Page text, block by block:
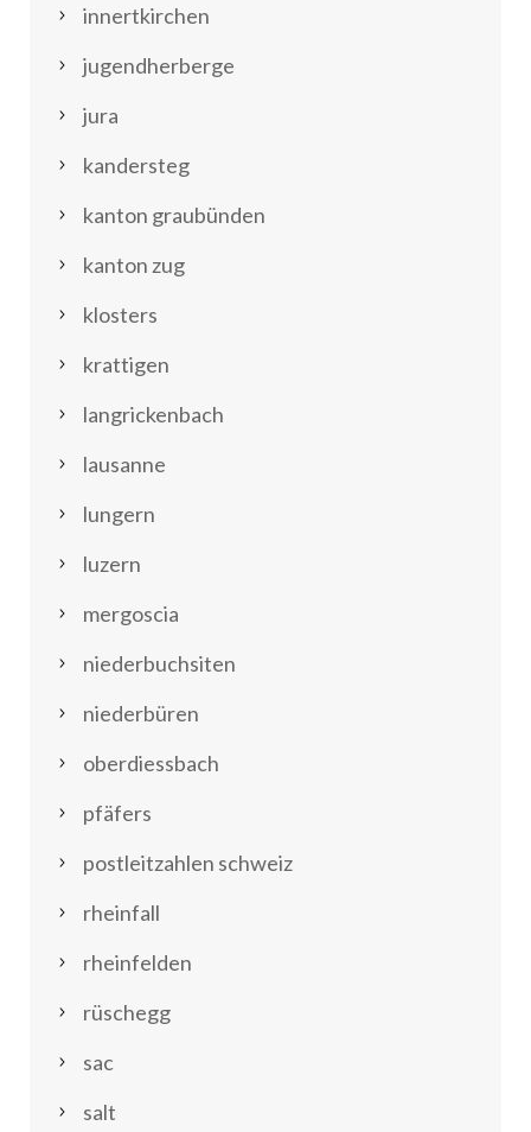
innertkirchen
jugendherberge
jura
kandersteg
kanton graubünden
kanton zug
klosters
krattigen
langrickenbach
lausanne
lungern
luzern
mergoscia
niederbuchsiten
niederbüren
oberdiessbach
pfäfers
postleitzahlen schweiz
rheinfall
rheinfelden
rüschegg
sac
salt